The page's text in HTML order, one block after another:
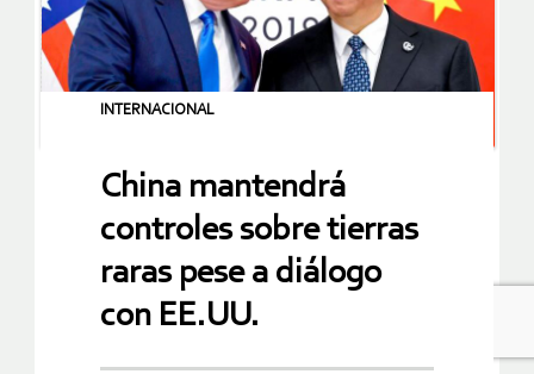
INTERNACIONAL
China mantendrá
controles sobre tierras
raras pese a diálogo
con EE.UU.